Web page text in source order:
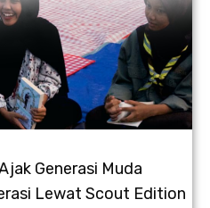
Generasi Muda
Lewat Scout Edition